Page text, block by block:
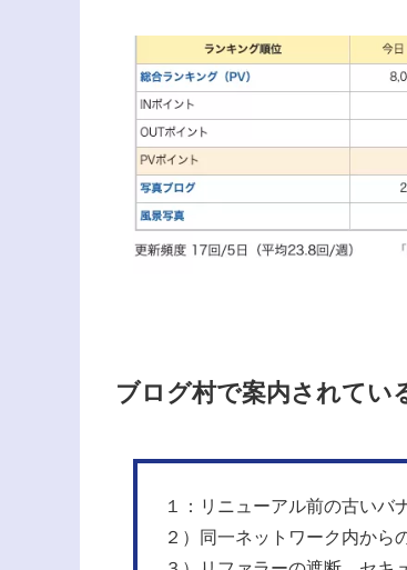
ブログ村で案内されてい
１：リニューアル前の古いバ
２）同一ネットワーク内から